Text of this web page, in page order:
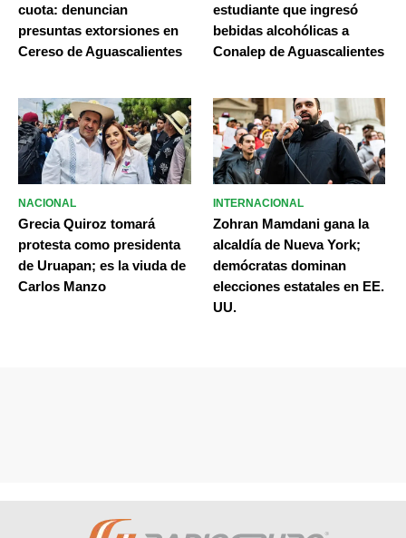
cuota: denuncian
presuntas extorsiones en
Cereso de Aguascalientes
estudiante que ingresó
bebidas alcohólicas a
Conalep de Aguascalientes
NACIONAL
Grecia Quiroz tomará
protesta como presidenta
de Uruapan; es la viuda de
Carlos Manzo
INTERNACIONAL
Zohran Mamdani gana la
alcaldía de Nueva York;
demócratas dominan
elecciones estatales en EE.
UU.